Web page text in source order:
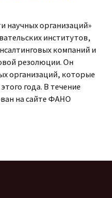
научных организаций»
институтов,
компаний и
резолюции. Он
организаций, которые
года. В течение
на сайте ФАНО